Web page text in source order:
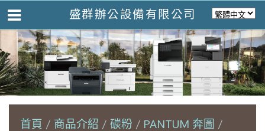
盛群辦公設備有限公司
首頁 商品介紹 碳粉
PANTUM 奔圖